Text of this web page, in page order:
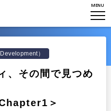
MENU
検索
）
、その間で見つめ
＞